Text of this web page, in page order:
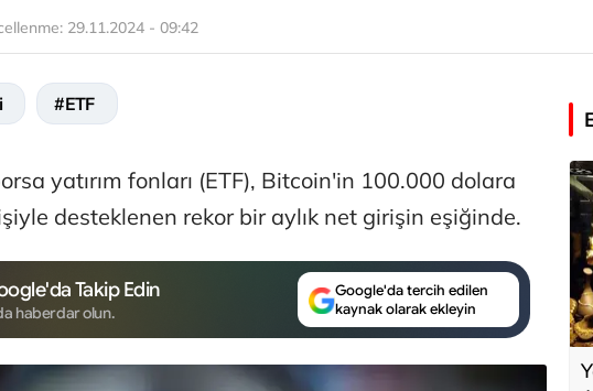
29.11.2024 - 09:42
#ETF
yatırım fonları (ETF), Bitcoin'in 100.000 dolara
desteklenen rekor bir aylık net girişin eşiğinde.
Takip Edin
haberdar olun.
Google'da tercih edilen
kaynak olarak ekleyin